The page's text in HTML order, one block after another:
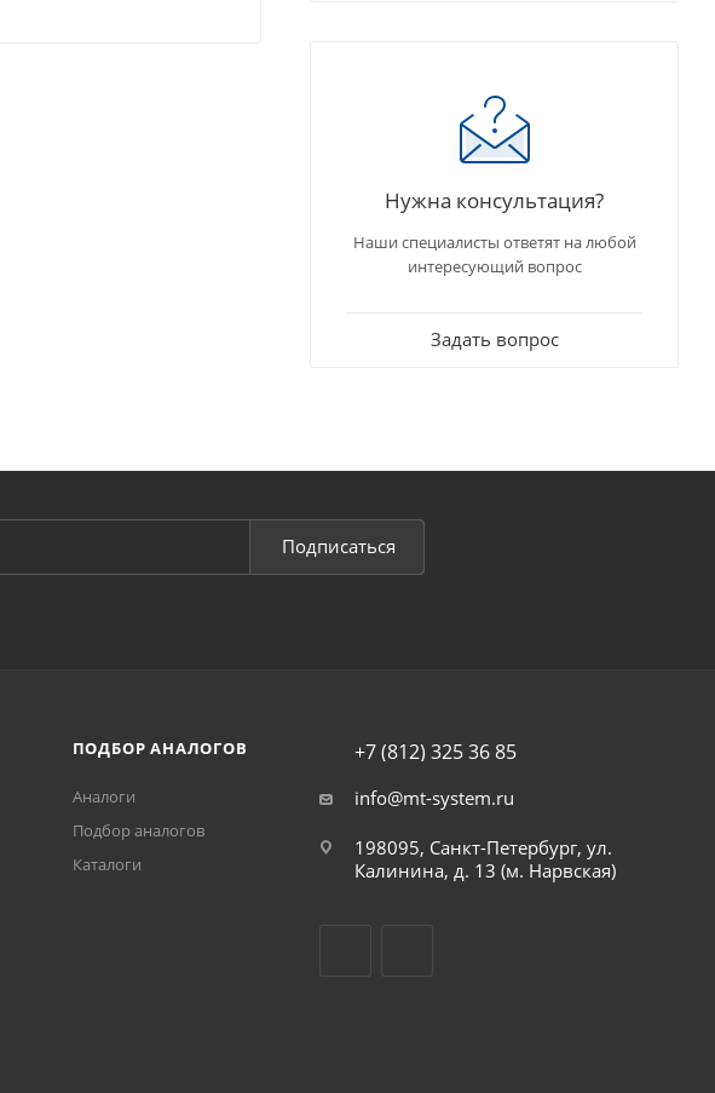
Нужна консультация?
Наши специалисты ответят на любой
интересующий вопрос
Задать вопрос
Подписаться
ПОДБОР АНАЛОГОВ
Аналоги
Подбор аналогов
Каталоги
+7 (812) 325 36 85
info@mt-system.ru
198095, Санкт-Петербург, ул.
Калинина, д. 13 (м. Нарвская)